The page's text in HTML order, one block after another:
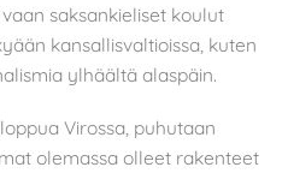
saksankieliset koulut
kansallisvaltioissa, kuten
ylhäältä alaspäin.
Virossa, puhutaan
olemassa olleet rakenteet